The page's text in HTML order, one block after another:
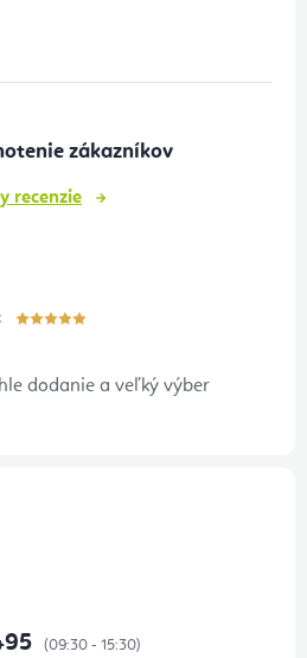
zákazníkov
recenzie
dodanie a veľký výber